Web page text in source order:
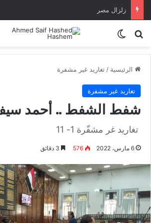
زلزال مصر
بحث عنالوضع المظلم
الرئيسية / تغاريد غير مشفرة
تغاريد غير مشفرة
شفط الشفط .. أحمد
‏ تغاريد غر مشفّرة 1- 11
6 مارس، 2022 576